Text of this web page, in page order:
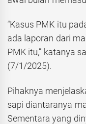
“Kasus PMK itu
ada laporan dari
PMK itu,” katanya
(7/1/2025).
Pihaknya
sapi diantaranya
Sementara yang